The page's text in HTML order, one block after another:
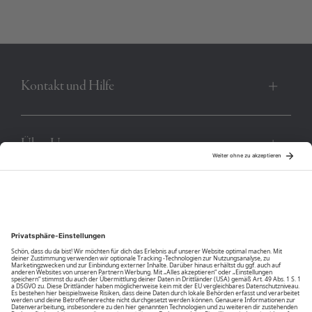
Langarmshirt mit Shorts oder Jeans und wenn es etwas
Kontakt und Hilfe
Über Uns
Unsere Vorteile